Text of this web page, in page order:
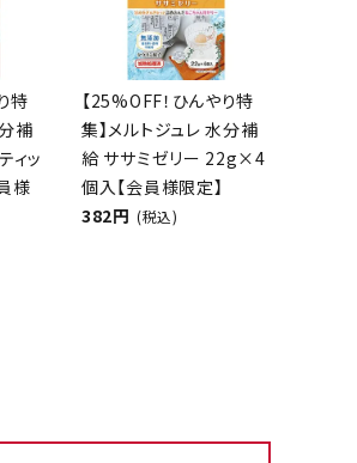
特
補
ィッ
様
【25%OFF！ひんやり特
集】メルトジュレ 水分補
給 ササミゼリー 22g×4
個入【会員様限定】
382円 (税込)